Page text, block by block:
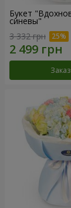
Букет
синевы"
3 332 грн